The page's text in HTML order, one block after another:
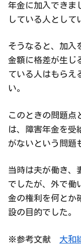
年金に加入できま
している人として
そうなると、加入
金額に格差が生じ
ている人はもらえ
い。
このときの問題点
は、障害年金を受
がないという問題
当時は夫が働き、
でしたが、外で働
金の権利を何とか
設の目的でした。
※参考文献 大和